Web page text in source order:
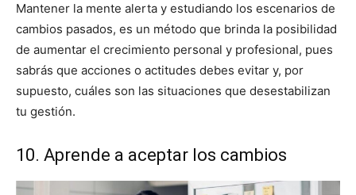
Mantener la mente alerta y estudiando los escenarios de
cambios pasados, es un método que brinda la posibilidad
de aumentar el crecimiento personal y profesional, pues
sabrás que acciones o actitudes debes evitar y, por
supuesto, cuáles son las situaciones que desestabilizan
tu gestión.
10. Aprende a aceptar los cambios